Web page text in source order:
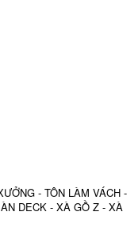
- TÔN LÀM VÁCH -
DECK - XÀ GỒ Z - XÀ